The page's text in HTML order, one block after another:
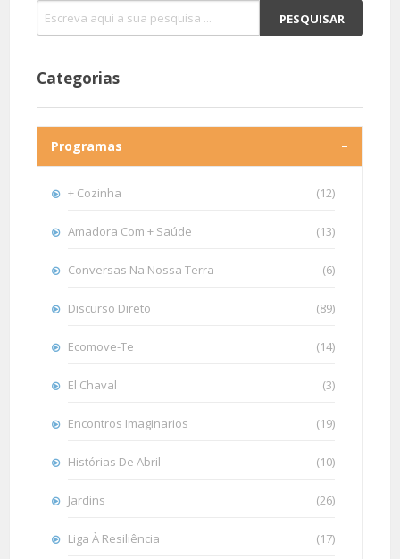
Categorias
Programas
+ Cozinha (12)
Amadora Com + Saúde (13)
Conversas Na Nossa Terra (6)
Discurso Direto (89)
Ecomove-Te (14)
El Chaval (3)
Encontros Imaginarios (19)
Histórias De Abril (10)
Jardins (26)
Liga À Resiliência (17)